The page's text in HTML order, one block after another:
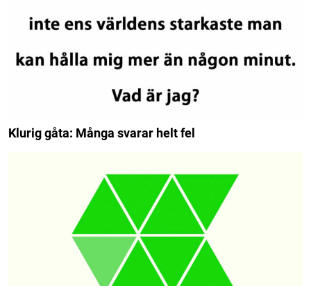
Klurig gåta: Många svarar helt fel